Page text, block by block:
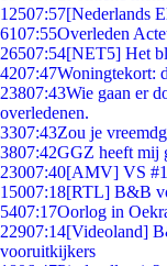
12507:57[Nederlands
6107:55Overleden
26507:54[NET5] Het
4207:47Woningtekort:
23807:43Wie gaan er
overledenen.
3307:43Zou je
3807:42GGZ heeft mij
23007:40[AMV] VS
15007:18[RTL] B&B
5407:17Oorlog in
22907:14[Videoland]
vooruitkijkers